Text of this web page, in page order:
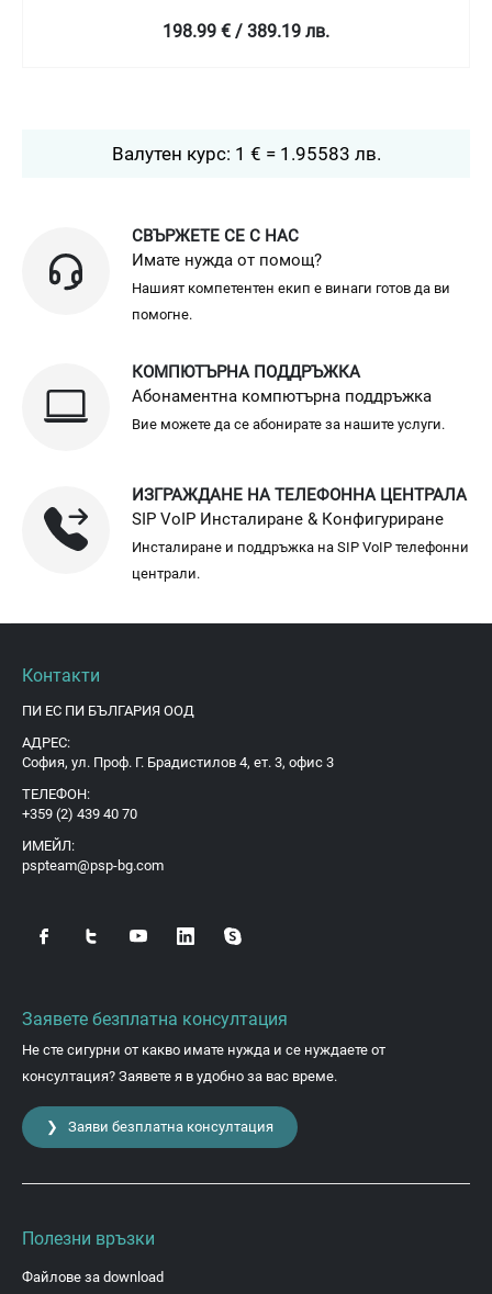
198.99 € / 389.19 лв.
Валутен курс: 1 € = 1.95583 лв.
СВЪРЖЕТЕ СЕ С НАС
Имате нужда от помощ?
Нашият компетентен екип е винаги готов да ви
помогне.
КОМПЮТЪРНА ПОДДРЪЖКА
Абонаментна компютърна поддръжка
Вие можете да се абонирате за нашите услуги.
ИЗГРАЖДАНЕ НА ТЕЛЕФОННА ЦЕНТРАЛА
SIP VoIP Инсталиране & Конфигуриране
Инсталиране и поддръжка на SIP VoIP телефонни
централи.
Контакти
ПИ ЕС ПИ БЪЛГАРИЯ ООД
АДРЕС:
София, ул. Проф. Г. Брадистилов 4, ет. 3, офис 3
ТЕЛЕФОН:
+359 (2) 439 40 70
ИМЕЙЛ:
pspteam@psp-bg.com
Заявете безплатна консултация
Не сте сигурни от какво имате нужда и се нуждаете от
консултация? Заявете я в удобно за вас време.
❯ Заяви безплатна консултация
Полезни връзки
Файлове за download